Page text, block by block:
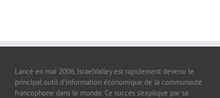
Lancé en mai 2006, IsraelValley est rapidement devenu le
principal outil d’information économique de la communauté
francophone dans le monde. Ce succès s’explique par sa